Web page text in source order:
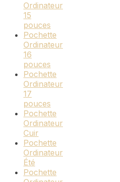
Ordinateur
15
pouces
Pochette
Ordinateur
16
pouces
Pochette
Ordinateur
17
pouces
Pochette
Ordinateur
Cuir
Pochette
Ordinateur
Été
Pochette